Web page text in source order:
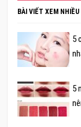
BÀI VIẾT XEM NHIỀU
5
5